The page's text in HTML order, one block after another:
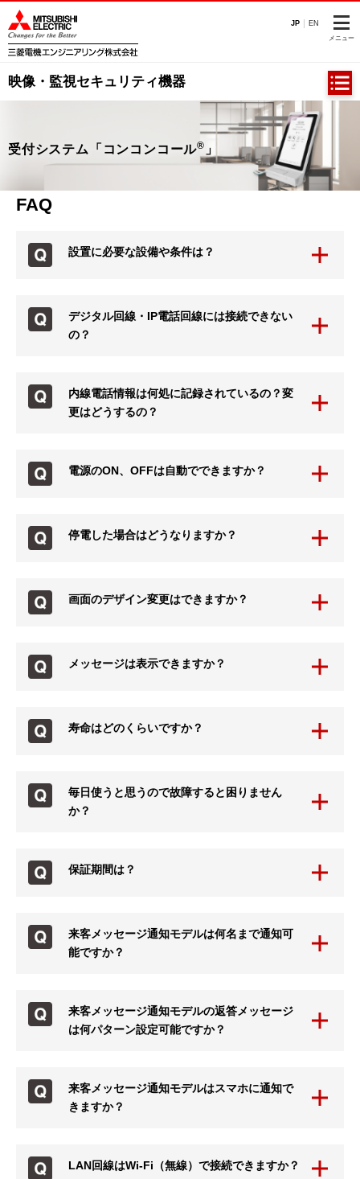
JP EN
メニュー
映像・監視セキュリティ機器
受付システム「コンコンコール® 」
FAQ
設置に必要な設備や条件は？
デジタル回線・IP電話回線には接続できない
の？
内線電話情報は何処に記録されているの？変
更はどうするの？
電源のON、OFFは自動でできますか？
停電した場合はどうなりますか？
画面のデザイン変更はできますか？
メッセージは表示できますか？
寿命はどのくらいですか？
毎日使うと思うので故障すると困りません
か？
保証期間は？
来客メッセージ通知モデルは何名まで通知可
能ですか？
来客メッセージ通知モデルの返答メッセージ
は何パターン設定可能ですか？
来客メッセージ通知モデルはスマホに通知で
きますか？
LAN回線はWi-Fi（無線）で接続できますか？